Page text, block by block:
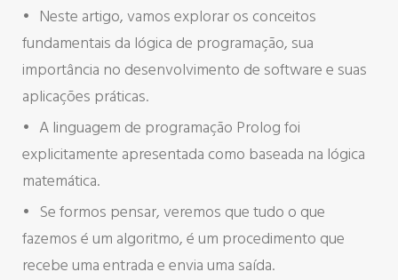
Neste artigo, vamos explorar os conceitos
fundamentais da lógica de programação, sua
importância no desenvolvimento de software e suas
aplicações práticas.
A linguagem de programação Prolog foi
explicitamente apresentada como baseada na lógica
matemática.
Se formos pensar, veremos que tudo o que
fazemos é um algoritmo, é um procedimento que
recebe uma entrada e envia uma saída.